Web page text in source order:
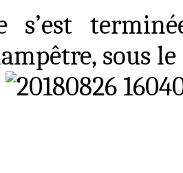
s’est
sous